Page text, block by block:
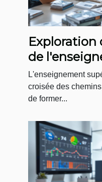
Exploration
de
supérieur
transition
L'enseignement
croisée des
de former...